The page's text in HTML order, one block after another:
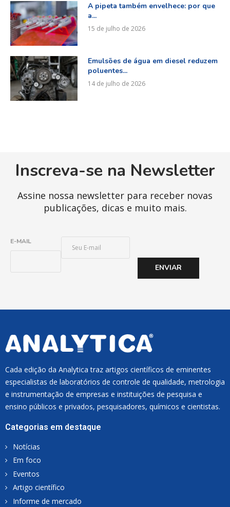
A pipeta também envelhece: por que
a...
15 de julho de 2026
Emulsões de água em diesel reduzem
poluentes...
14 de julho de 2026
Inscreva-se na Newsletter
Assine nossa newsletter para receber novas
publicações, dicas e muito mais.
E-MAIL
ENVIAR
Cada edição da Analytica traz artigos científicos de eminentes
especialistas de laboratórios de controle de qualidade, metrologia
e instrumentação de empresas e instituições de pesquisa e
ensino públicos e privados, pesquisadores, químicos e cientistas.
Categorias em destaque
Notícias
Em foco
Eventos
Artigo científico
Informe de mercado